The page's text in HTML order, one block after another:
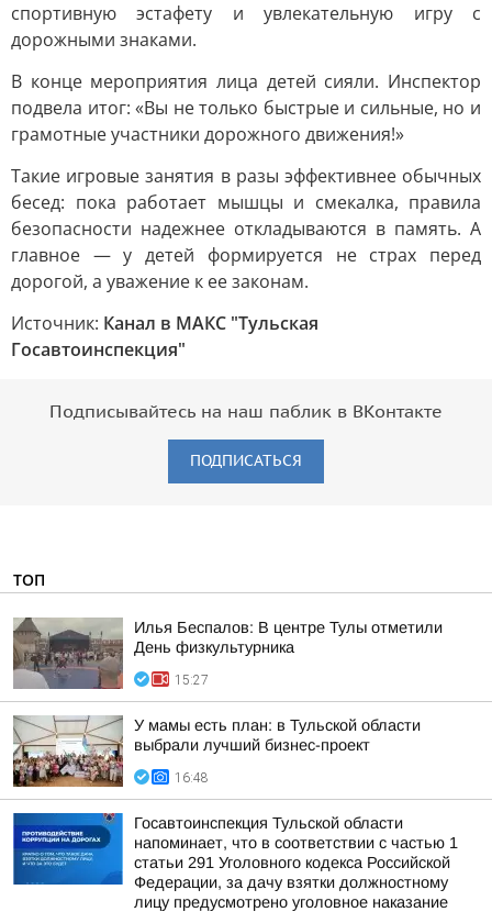
спортивную эстафету и увлекательную игру с
дорожными знаками.
В конце мероприятия лица детей сияли. Инспектор
подвела итог: «Вы не только быстрые и сильные, но и
грамотные участники дорожного движения!»
Такие игровые занятия в разы эффективнее обычных
бесед: пока работает мышцы и смекалка, правила
безопасности надежнее откладываются в память. А
главное — у детей формируется не страх перед
дорогой, а уважение к ее законам.
Источник: Канал в МАКС "Тульская
Госавтоинспекция"
Подписывайтесь на наш паблик в ВКонтакте
ПОДПИСАТЬСЯ
ТОП
Илья Беспалов: В центре Тулы отметили
День физкультурника
15:27
У мамы есть план: в Тульской области
выбрали лучший бизнес-проект
16:48
Госавтоинспекция Тульской области
напоминает, что в соответствии с частью 1
статьи 291 Уголовного кодекса Российской
Федерации, за дачу взятки должностному
лицу предусмотрено уголовное наказание